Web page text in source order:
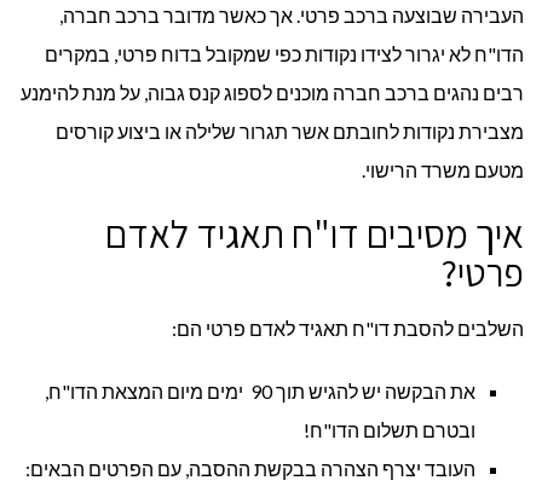
העבירה שבוצעה ברכב פרטי. אך כאשר מדובר ברכב חברה,
הדו"ח לא יגרור לצידו נקודות כפי שמקובל בדוח פרטי, במקרים
רבים נהגים ברכב חברה מוכנים לספוג קנס גבוה, על מנת להימנע
מצבירת נקודות לחובתם אשר תגרור שלילה או ביצוע קורסים
מטעם משרד הרישוי.
איך מסיבים דו"ח תאגיד לאדם
פרטי?
השלבים להסבת דו"ח תאגיד לאדם פרטי הם:
את הבקשה יש להגיש תוך 90 ימים מיום המצאת הדו"ח,
ובטרם תשלום הדו"ח!
העובד יצרף הצהרה בבקשת ההסבה, עם הפרטים הבאים: